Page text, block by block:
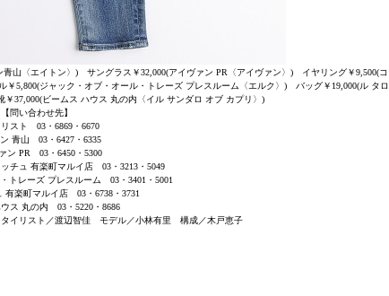
山〈エイトン〉) サングラス￥32,000(アイヴァン PR〈アイヴァン〉) イヤリング￥9,500(コ
5,800(ジャック・オブ・オール・トレーズ プレスルーム〈エルク〉) バッグ￥19,000(ル タロ
37,000(ビームス ハウス 丸の内〈イル サンダロ オブ カプリ〉)
【問い合わせ先】
スト 03・6869・6670
青山 03・6427・6335
ン PR 03・6450・5300
チュ 有楽町マルイ店 03・3213・5049
トレーズ プレスルーム 03・3401・5001
有楽町マルイ店 03・6738・3731
ウス 丸の内 03・5220・8686
イリスト／渡辺智佳 モデル／小林有里 構成／木戸恵子